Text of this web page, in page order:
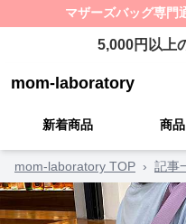
マザーズバッグ専門
5,000円以上
mom-laboratory
新着商品 商
mom-laboratory TOP › 記事